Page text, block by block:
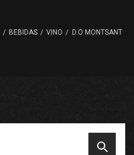
/ BEBIDAS / VINO / D.O MONTSANT